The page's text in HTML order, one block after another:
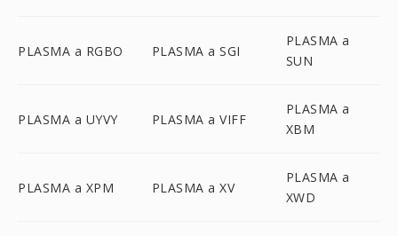
PLASMA a RGBO PLASMA a SGI
PLASMA a
SUN
PLASMA a UYVY PLASMA a VIFF
PLASMA a
XBM
PLASMA a XPM PLASMA a XV
PLASMA a
XWD